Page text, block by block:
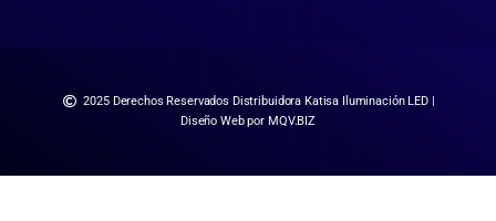
2025 Derechos Reservados Distribuidora Katisa Iluminación LED |
Diseño Web por MQV.BIZ